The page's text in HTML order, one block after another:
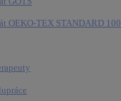
OEKO-TEX STANDARD 100